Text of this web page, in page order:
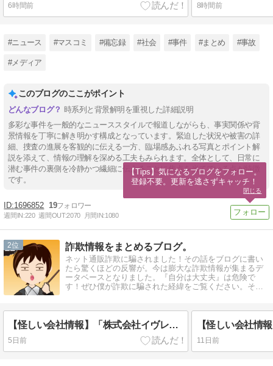
6時間前 8時間前
#ニュース #マスコミ #備忘録 #社会 #事件 #まとめ #事故
#メディア
このブログのここがポイント
時系列と背景解明を重視した詳細説明
多彩な事件を一般的なニューススタイルで報道しながらも、事実関係や背
景情報を丁寧に解き明かす構成となっています。緊迫した状況や被害の詳
細、捜査の進展を客観的に伝える一方、臨場感あふれる写真とポイント解
説を添えて、情報の理解を深める工夫もみられます。全体として、日常に
潜む事件の裏側を冷静かつ繊細に伝えることに焦点を当てている点が特徴
です。
1696852 19
週間IN:220 週間OUT:2070 月間IN:1080
2 詐欺情報をまとめるブログ。
ネット通販詐欺に騙されました！その話をブログに書い
たら驚くほどの反響が。今は膨大な詐欺情報が集まるデ
ータベースとなりました。『自分は大丈夫』は危険で
す！ぜひ僕が詐欺に騙された経緯をご覧ください。そし
【怪しい会社情報】「株式会社イヴレス」という会社は信用できる？
5日前 11日前
【Tips】気になるブログをフォロー。
登録不要。更新を逃さずキャッチ！
閉じる